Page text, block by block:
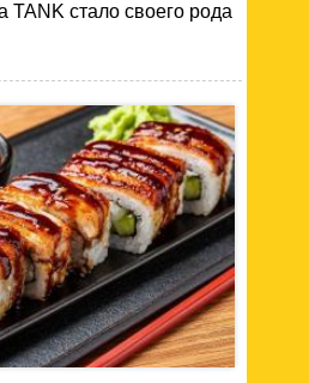
TANK стало своего рода